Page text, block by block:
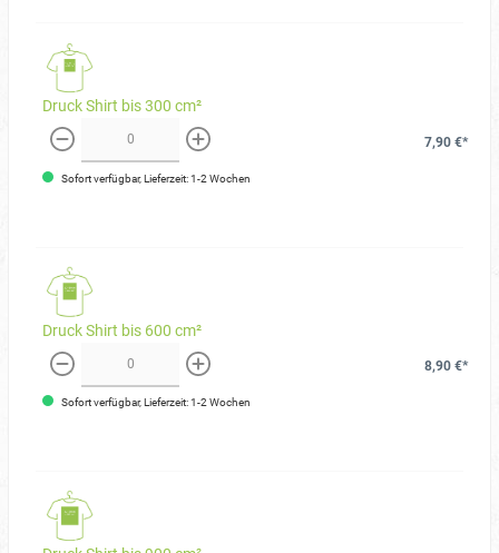
Druck Shirt bis 300 cm²
weniger mehr
7,90 €*
Sofort verfügbar, Lieferzeit: 1-2 Wochen
Druck Shirt bis 600 cm²
weniger mehr
8,90 €*
Sofort verfügbar, Lieferzeit: 1-2 Wochen